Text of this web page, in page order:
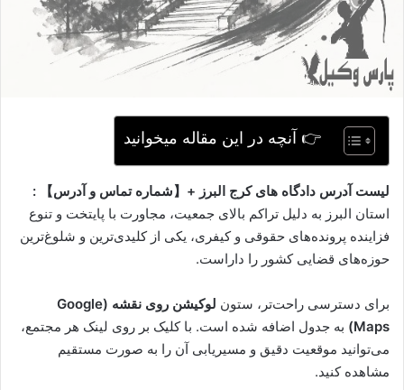
👉 آنچه در این مقاله میخوانید
لیست آدرس دادگاه های کرج البرز +【شماره تماس و آدرس】 :
استان البرز به دلیل تراکم بالای جمعیت، مجاورت با پایتخت و تنوع
فزاینده پرونده‌های حقوقی و کیفری، یکی از کلیدی‌ترین و شلوغ‌ترین
حوزه‌های قضایی کشور را داراست.
برای دسترسی راحت‌تر، ستون
لوکیشن روی نقشه (Google
Maps)
به جدول اضافه شده است. با کلیک بر روی لینک هر مجتمع،
می‌توانید موقعیت دقیق و مسیریابی آن را به صورت مستقیم
مشاهده کنید.